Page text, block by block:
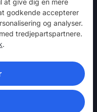
at give dig en mere
godkende accepterer
og analyser.
tredjepartspartnere.
.